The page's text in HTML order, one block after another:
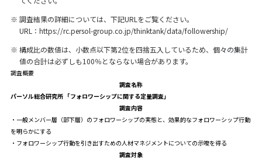
※ 調査結果の詳細については、下記URLをご覧ください。
URL： https://rc.persol-group.co.jp/thinktank/data/followership/
※ 構成比の数値は、小数点以下第2位を四捨五入しているため、個々の集計
値の合計は必ずしも100％とならない場合があります。
調査概要
調査名称
パーソル総合研究所 「フォロワーシップに関する定量調査」
調査内容
・一般メンバー層（部下層）のフォロワーシップの実態と、効果的なフォロワーシップ行動
を明らかにする
・フォロワーシップ行動を引き出すための人材マネジメントについての示唆を得る
調査対象